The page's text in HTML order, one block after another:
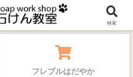
らしを変えていく。
フレブルはだやか
検索